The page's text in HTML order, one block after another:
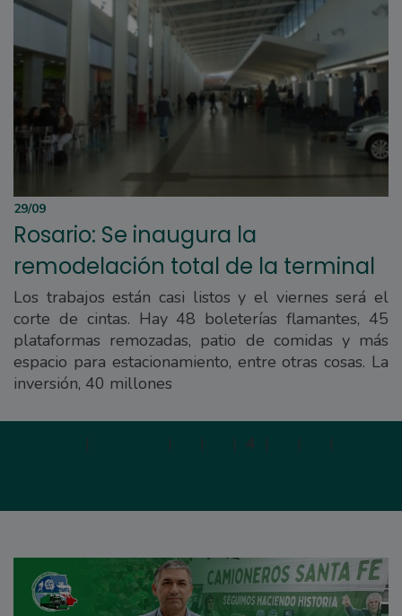
29/09
Rosario: Se inaugura la
remodelación total de la terminal
Los trabajos están casi listos y el viernes será el
corte de cintas. Hay 48 boleterías flamantes, 45
plataformas remozadas, patio de comidas y más
espacio para estacionamiento, entre otras cosas. La
inversión, 40 millones
| | | | 4 | | |